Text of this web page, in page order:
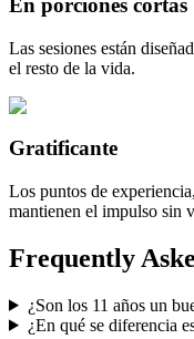
En porciones cortas
Las sesiones están
el resto de la vida.
Gratificante
Los puntos de
mantienen el impulso sin
Frequently
¿Son los 11 años un
¿En qué se diferencia